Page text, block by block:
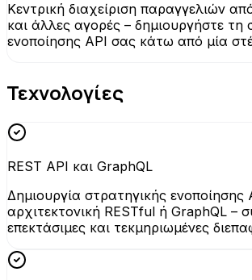
Κεντρική διαχείριση παραγγελιών
και άλλες αγορές – δημιουργήστε τη
ενοποίησης API σας κάτω από μία
Τεχνολογίες
REST API και GraphQL
Δημιουργία στρατηγικής ενοποίησης
αρχιτεκτονική RESTful ή GraphQL –
επεκτάσιμες και τεκμηριωμένες